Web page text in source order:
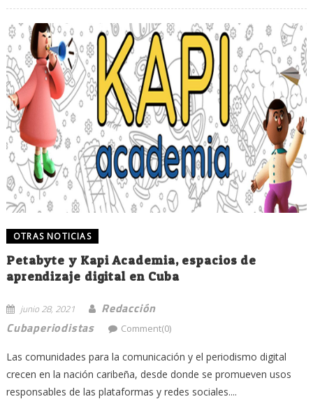
OTRAS NOTICIAS
Petabyte y Kapi Academia, espacios de
aprendizaje digital en Cuba
junio 28, 2021
Redacción
Cubaperiodistas
Comment(0)
Las comunidades para la comunicación y el periodismo digital
crecen en la nación caribeña, desde donde se promueven usos
responsables de las plataformas y redes sociales....